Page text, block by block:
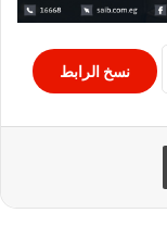
نسخ الرابط
طباعة